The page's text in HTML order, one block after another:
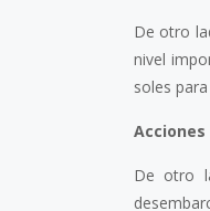
De otro
nivel
soles
De otro